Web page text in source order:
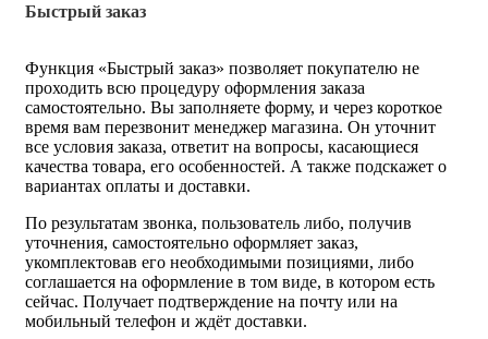
Быстрый заказ
Функция «Быстрый заказ» позволяет покупателю не
проходить всю процедуру оформления заказа
самостоятельно. Вы заполняете форму, и через короткое
время вам перезвонит менеджер магазина. Он уточнит
все условия заказа, ответит на вопросы, касающиеся
качества товара, его особенностей. А также подскажет о
вариантах оплаты и доставки.
По результатам звонка, пользователь либо, получив
уточнения, самостоятельно оформляет заказ,
укомплектовав его необходимыми позициями, либо
соглашается на оформление в том виде, в котором есть
сейчас. Получает подтверждение на почту или на
мобильный телефон и ждёт доставки.